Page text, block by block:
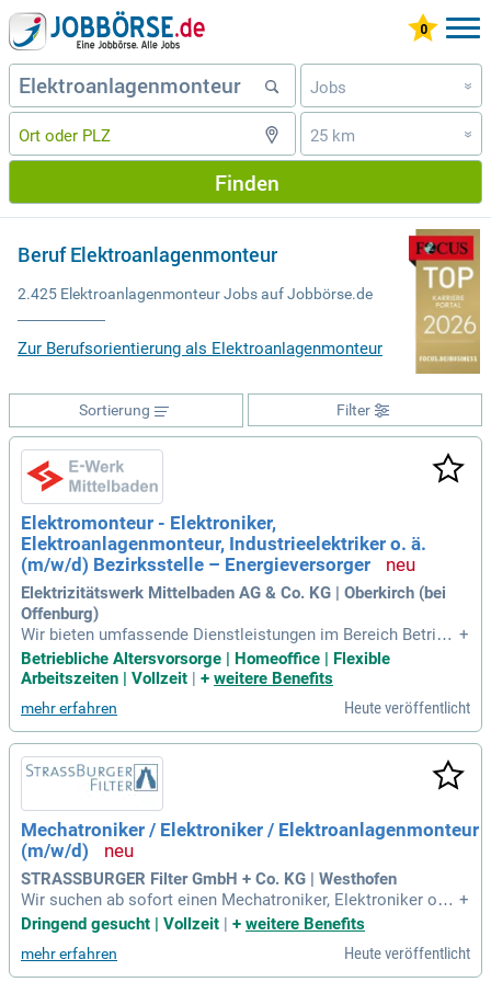
Jobs »
25 km »
Finden
Beruf Elektroanlagenmonteur
2.425 Elektroanlagenmonteur Jobs auf Jobbörse.de
Zur Berufsorientierung als Elektroanlagenmonteur
Filter
Sortierung
Elektromonteur - Elektroniker,
Elektroanlagenmonteur, Industrieelektriker o. ä.
(m/w/d) Bezirksstelle – Energieversorger
Elektrizitätswerk Mittelbaden AG & Co. KG | Oberkirch (bei
Offenburg)
Wir bieten umfassende Dienstleistungen im Bereich Betrieb,
Instandhaltung und Montage von Mittelspannungs-, Nieders
pannungs- und Breitbandkabelanlagen. Unser Team pflegt 2
mäß vertraglicher Vereinbarungen. Gesucht wird ein Elektro
niker (m/w/d) mit einschlägiger Ausbildung und idealerweis
e Erfahrung im Netzservice. Starke Teamfähigkeit, Belastbar
keit und ein freundliches Auftreten sind für uns essenziell.
Wir freuen uns über Bewerber mit Führerschein Klasse B un
d der Bereitschaft, weitere Klassen zu erwerben. Profitieren
Sie von attraktiven Benefits wie einer Sport-Flatrate und betr
ieblicher Altersvorsorge.
+
Betriebliche Altersvorsorge | Homeoffice | Flexible
Arbeitszeiten | Vollzeit | + weitere Benefits
mehr erfahren Heute veröffentlicht
Mechatroniker / Elektroniker / Elektroanlagenmonteur
(m/w/d)
STRASSBURGER Filter GmbH + Co. KG | Westhofen
Wir suchen ab sofort einen Mechatroniker, Elektroniker ode
r Elektroanlagenmonteur in Vollzeit zur Verstärkung unsere
ng und Montage von elektrischen und pneumatischen Steue
+
Dringend gesucht | Vollzeit
+ weitere Benefits
mehr erfahren Heute veröffentlicht